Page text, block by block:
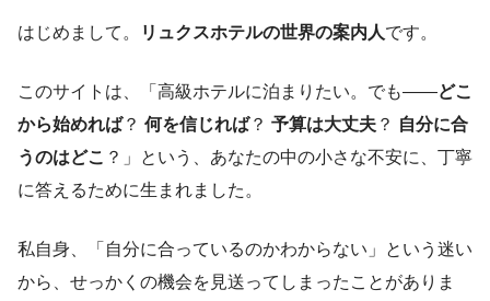
はじめまして。 リュクスホテルの世界の案内人です。
このサイトは、「高級ホテルに泊まりたい。でも――どこ
から始めれば？ 何を信じれば？ 予算は大丈夫 ？ 自分に合
うのはどこ ？」という、あなたの中の小さな不安に、丁寧
に答えるために生まれました。
私自身、「自分に合っているのかわからない」という迷い
から、せっかくの機会を見送ってしまったことがありま